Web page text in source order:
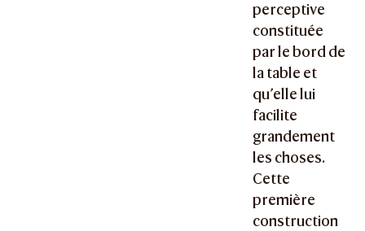
perceptive
constituée
par le bord de
la table et
qu’elle lui
facilite
grandement
les choses.
Cette
première
construction